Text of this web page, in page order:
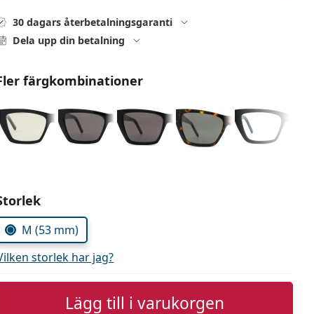
30 dagars återbetalningsgaranti
Dela upp din betalning
färgkombinationer
parametrar
M (53 mm)
storlek har jag?
Lägg till i varukorgen